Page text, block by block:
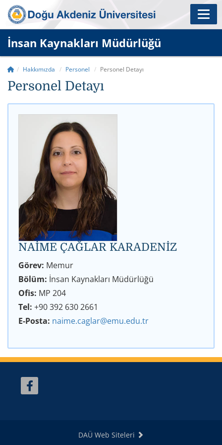
İnsan Kaynakları Müdürlüğü
Hakkımızda Personel Personel Detayı
Personel Detayı
NAİME ÇAĞLAR KARADENİZ
Görev: Memur
Bölüm: İnsan Kaynakları Müdürlüğü
Ofis: MP 204
Tel: +90 392 630 2661
E-Posta: naime.caglar@emu.edu.tr
DAÜ Web Siteleri